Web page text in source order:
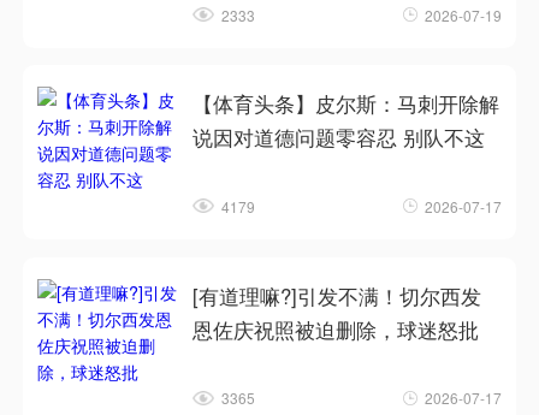
2333 2026-07-19
【体育头条】皮尔斯：马刺开除解
说因对道德问题零容忍 别队不这
4179 2026-07-17
[有道理嘛?]引发不满！切尔西发
恩佐庆祝照被迫删除，球迷怒批
3365 2026-07-17